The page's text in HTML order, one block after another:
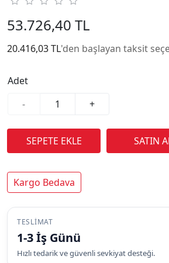
53.726,40 TL
20.416,03 TL'den başlayan taksit
Adet
-
+
Kargo Bedava
TESLIMAT
1-3 İş Günü
Hızlı tedarik ve güvenli sevkiyat desteği.